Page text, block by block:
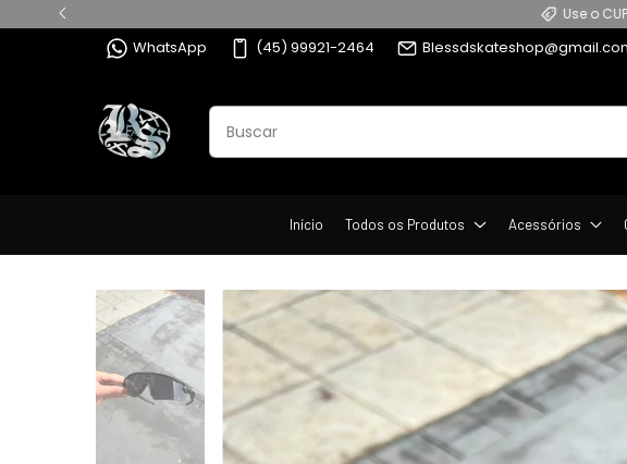
WhatsApp (45) 99921-2464
Início Todos os Produtos Acessórios